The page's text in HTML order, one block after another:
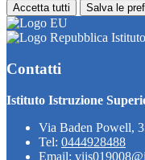
Accetta tutti Salva le
Contatti
Istituto Istruzione
Via Baden Powell,
Tel: 0444928488
Email: